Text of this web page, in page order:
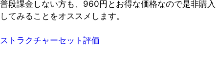
普段課金しない方も、960円とお得な価格なので是非購入
してみることをオススメします。
ストラクチャーセット評価